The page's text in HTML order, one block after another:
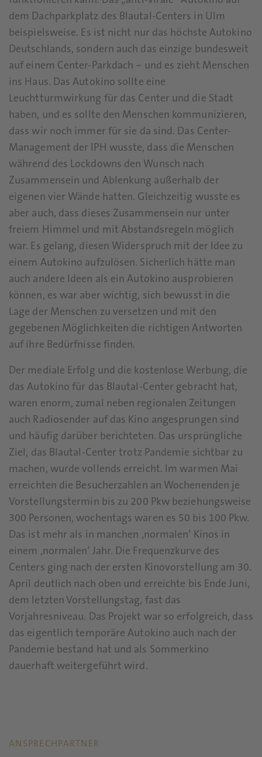
dem Dachparkplatz des Blautal-Centers in Ulm
beispielsweise. Es ist nicht nur das höchste Autokino
Deutschlands, sondern auch das einzige bundesweit
auf einem Center-Parkdach – und es zieht Menschen
ins Haus. Das Autokino sollte eine
Leuchtturmwirkung für das Center und die Stadt
haben, und es sollte den Menschen kommunizieren,
dass wir noch immer für sie da sind. Das Center-
Management der IPH wusste, dass die Menschen
während des Lockdowns den Wunsch nach
Zusammensein und Ablenkung außerhalb der
eigenen vier Wände hatten. Gleichzeitig wusste es
aber auch, dass dieses Zusammensein nur unter
freiem Himmel und mit Abstandsregeln möglich
war. Es gelang, diesen Widerspruch mit der Idee zu
einem Autokino aufzulösen. Sicherlich hätte man
auch andere Ideen als ein Autokino ausprobieren
können, es war aber wichtig, sich bewusst in die
Lage der Menschen zu versetzen und mit den
gegebenen Möglichkeiten die richtigen Antworten
auf ihre Bedürfnisse finden.
Der mediale Erfolg und die kostenlose Werbung, die
das Autokino für das Blautal-Center gebracht hat,
waren enorm, zumal neben regionalen Zeitungen
auch Radiosender auf das Kino angesprungen sind
und häufig darüber berichteten. Das ursprüngliche
Ziel, das Blautal-Center trotz Pandemie sichtbar zu
machen, wurde vollends erreicht. Im warmen Mai
erreichten die Besucherzahlen an Wochenenden je
Vorstellungstermin bis zu 200 Pkw beziehungsweise
300 Personen, wochentags waren es 50 bis 100 Pkw.
Das ist mehr als in manchen ‚normalen‘ Kinos in
einem ‚normalen‘ Jahr. Die Frequenzkurve des
Centers ging nach der ersten Kinovorstellung am 30.
April deutlich nach oben und erreichte bis Ende Juni,
dem letzten Vorstellungstag, fast das
Vorjahresniveau. Das Projekt war so erfolgreich, dass
das eigentlich temporäre Autokino auch nach der
Pandemie bestand hat und als Sommerkino
dauerhaft weitergeführt wird.
ANSPRECHPARTNER